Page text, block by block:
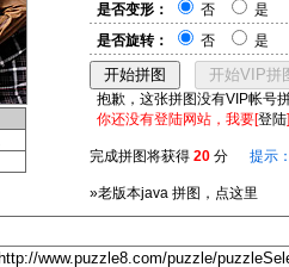
是否变形：
否
是
是否旋转：
否 是
抱歉，这张拼图没有VIP帐号
你还没有登陆网站，我要[登陆
完成拼图将获得 20 分 提示
»老版本java 拼图，点这里